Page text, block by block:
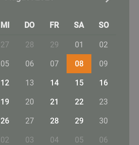
MI DO FR SA SO
27 28 29 01 02
05 06 07 08 09
12 13 14 15 16
19 20 21 22 23
26 27 28 29 30
02 03 04 05 06